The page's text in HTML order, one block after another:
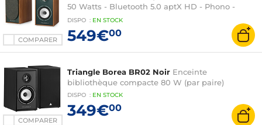
COMPARER
50 Watts - Bluetooth 5.0 aptX HD - Phono -
HDMI ARC - Optique / Coaxial - USB-B - Sortie
SUB (par paire)
DISPO : EN STOCK
549€00
COMPARER
Triangle Borea BR02 Noir Enceinte
bibliothèque compacte 80 W (par paire)
DISPO : EN STOCK
349€00